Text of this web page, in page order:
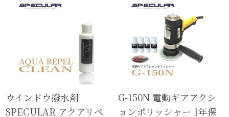
ウインドウ撥水剤
SPECULAR アクアリペ
G-150N 電動ギアアクシ
ョンポリッシャー 1年保